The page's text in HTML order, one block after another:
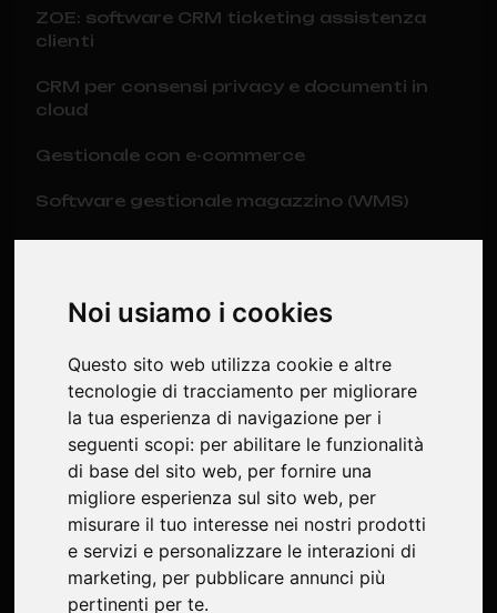
Noi usiamo i cookies
Questo sito web utilizza cookie e altre
tecnologie di tracciamento per migliorare
la tua esperienza di navigazione per i
seguenti scopi: per abilitare le funzionalità
di base del sito web, per fornire una
migliore esperienza sul sito web, per
misurare il tuo interesse nei nostri prodotti
e servizi e personalizzare le interazioni di
marketing, per pubblicare annunci più
pertinenti per te.
ZOE: software CRM ticketing assistenza
clienti
CRM per consensi privacy e documenti in
cloud
Gestionale con e-commerce
Software gestionale magazzino (WMS)
Software Manutenzioni Impianti GM8
Ultime notizie
Software per la gestione della
manutenzione impianti: guida completa per
aziende italiane
Software su misura: quando conviene e
perché è una scelta strategica per le
aziende
Digitalizzazione aziendale e software in
cloud: la chiave per far crescere la tua